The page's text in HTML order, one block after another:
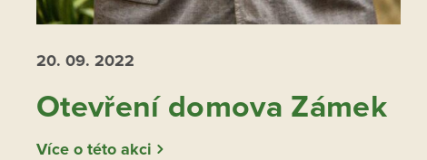
20. 09. 2022
Otevření domova Zámek
Více o této akci